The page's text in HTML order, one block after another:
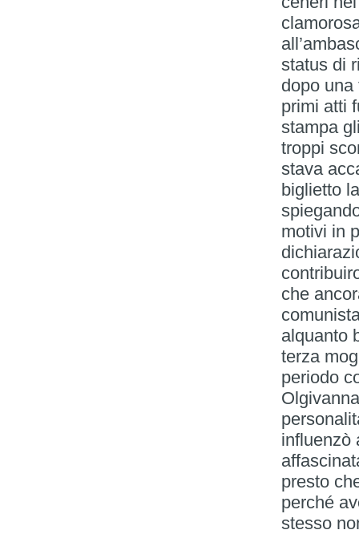
status di
dopo
primi atti
stampa
troppi
stava
biglietto
motivi in
che
alquanto
terza
periodo
influenzò
presto
perché
stesso